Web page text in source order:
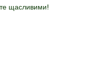
щасливими!